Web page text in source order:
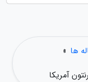
ها »
آمریکا